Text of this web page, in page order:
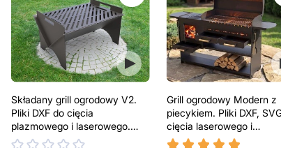
Składany grill ogrodowy V2.
Pliki DXF do cięcia
plazmowego i laserowego.
Przenośny grill BBQ
Grill ogrodowy Modern z
piecykiem. Pliki DXF,
cięcia laserowego i
plazmowego